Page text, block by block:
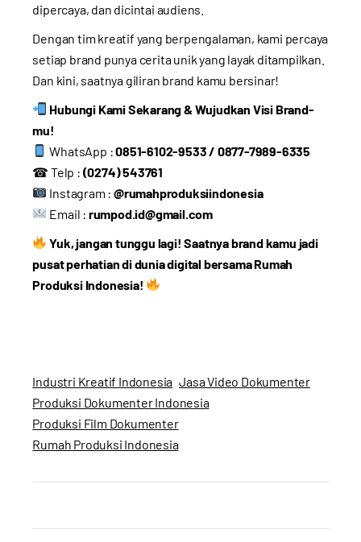
dipercaya, dan dicintai audiens.
Dengan tim kreatif yang berpengalaman, kami percaya
setiap brand punya cerita unik yang layak ditampilkan.
Dan kini, saatnya giliran brand kamu bersinar!
Hubungi Kami Sekarang & Wujudkan Visi Brand-
mu!
WhatsApp :0851-6102-9533 / 0877-7989-6335
☎ Telp : (0274) 543761
Instagram : @rumahproduksiindonesia
Email : rumpod.id@gmail.com
Yuk, jangan tunggu lagi! Saatnya brand kamu jadi
pusat perhatian di dunia digital bersama Rumah
Produksi Indonesia!
Industri Kreatif Indonesia Jasa Video Dokumenter
Produksi Dokumenter Indonesia
Produksi Film Dokumenter
Rumah Produksi Indonesia